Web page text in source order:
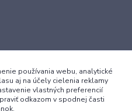
používania webu, analytické
aj na účely cielenia reklamy
vlastných preferencií
odkazom v spodnej časti